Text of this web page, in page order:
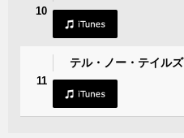
10
11
テル・ノー・テイルズ